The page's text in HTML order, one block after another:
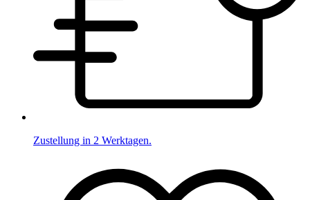
Zustellung in 2 Werktagen.